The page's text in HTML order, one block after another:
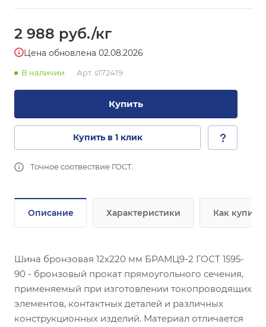
2 988 руб./кг
Цена обновлена 02.08.2026
В наличии Арт. s172419
Купить
Купить в 1 клик
Точное соотвествие ГОСТ.
Описание Характеристики Как купить
Шина бронзовая 12х220 мм БРАМЦ9-2 ГОСТ 1595-
90 - бронзовый прокат прямоугольного сечения,
применяемый при изготовлении токопроводящих
элементов, контактных деталей и различных
конструкционных изделий. Материал отличается